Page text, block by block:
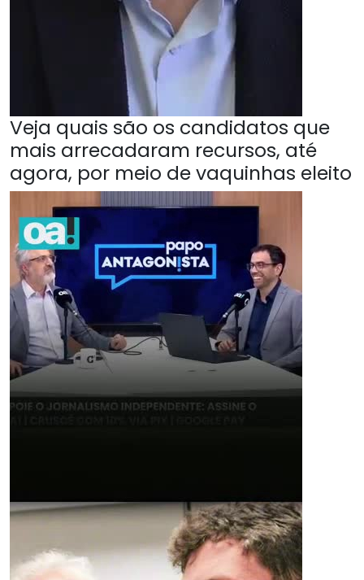
Veja quais são os candidatos que
mais arrecadaram recursos, até
agora, por meio de vaquinhas eleito